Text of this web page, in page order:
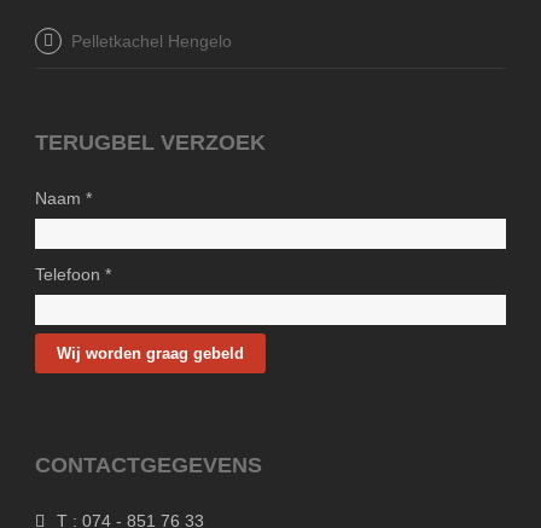
Pelletkachel Hengelo
TERUGBEL VERZOEK
Naam *
Telefoon *
CONTACTGEGEVENS
T : 074 - 851 76 33